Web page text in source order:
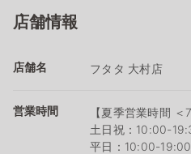
店舗情報
店舗名 フタタ 大村店
営業時間
【夏季営業時間
土日祝：10:00-
平日：10:00-19:00